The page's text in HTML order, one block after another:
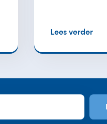
Lees verder